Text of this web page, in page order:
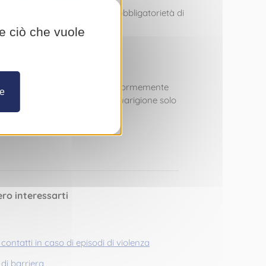
l’introduzione, ormai, dell’obbligatorietà di
dal momento che, conformemente
certificazione di avvenuta guarigione solo
interessarti
in caso di episodi di violenza
barriera
ciò che vuole